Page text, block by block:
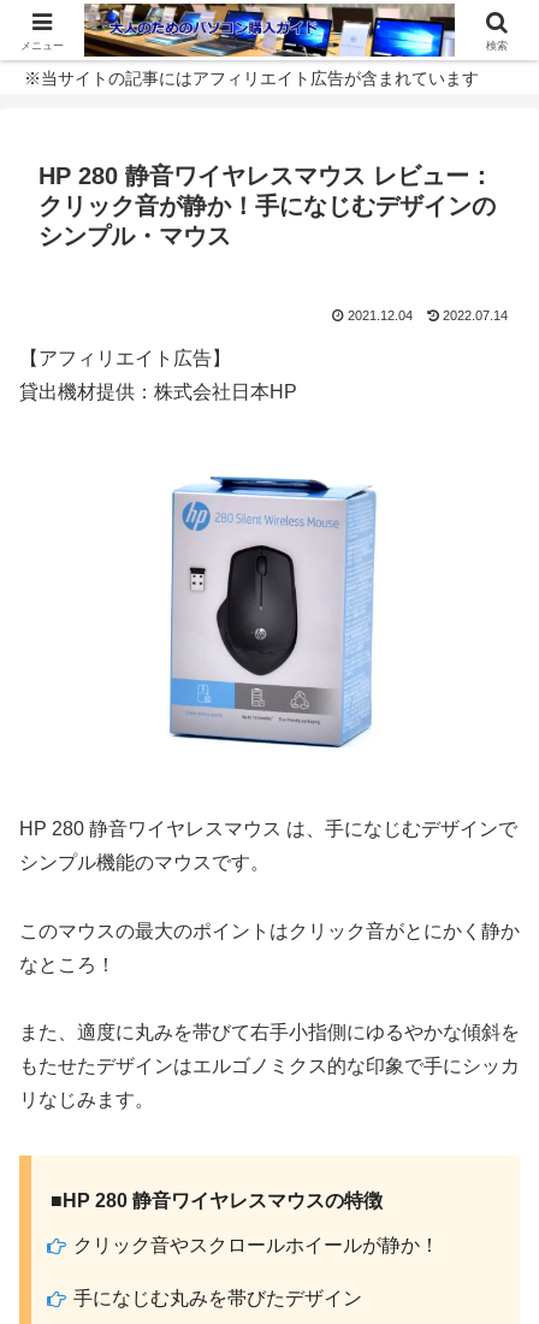
※当サイトの記事にはアフィリエイト広告が含まれています
HP 280 静音ワイヤレスマウス レビュー：
クリック音が静か！手になじむデザインの
シンプル・マウス
2021.12.04 2022.07.14
【アフィリエイト広告】
貸出機材提供：株式会社日本HP
HP 280 静音ワイヤレスマウス は、手になじむデザインで
シンプル機能のマウスです。
このマウスの最大のポイントはクリック音がとにかく静か
なところ！
また、適度に丸みを帯びて右手小指側にゆるやかな傾斜を
もたせたデザインはエルゴノミクス的な印象で手にシッカ
リなじみます。
■HP 280 静音ワイヤレスマウスの特徴
クリック音やスクロールホイールが静か！
手になじむ丸みを帯びたデザイン
メニュー 検索